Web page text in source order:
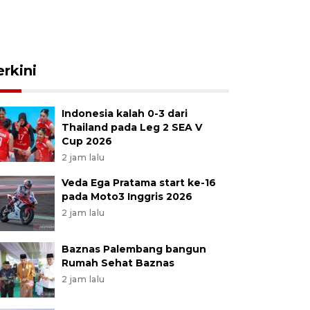
Indonesia kalah 0-3 dari
Thailand pada Leg 2 SEA V
Cup 2026
2 jam lalu
Veda Ega Pratama start ke-16
pada Moto3 Inggris 2026
2 jam lalu
Baznas Palembang bangun
Rumah Sehat Baznas
2 jam lalu